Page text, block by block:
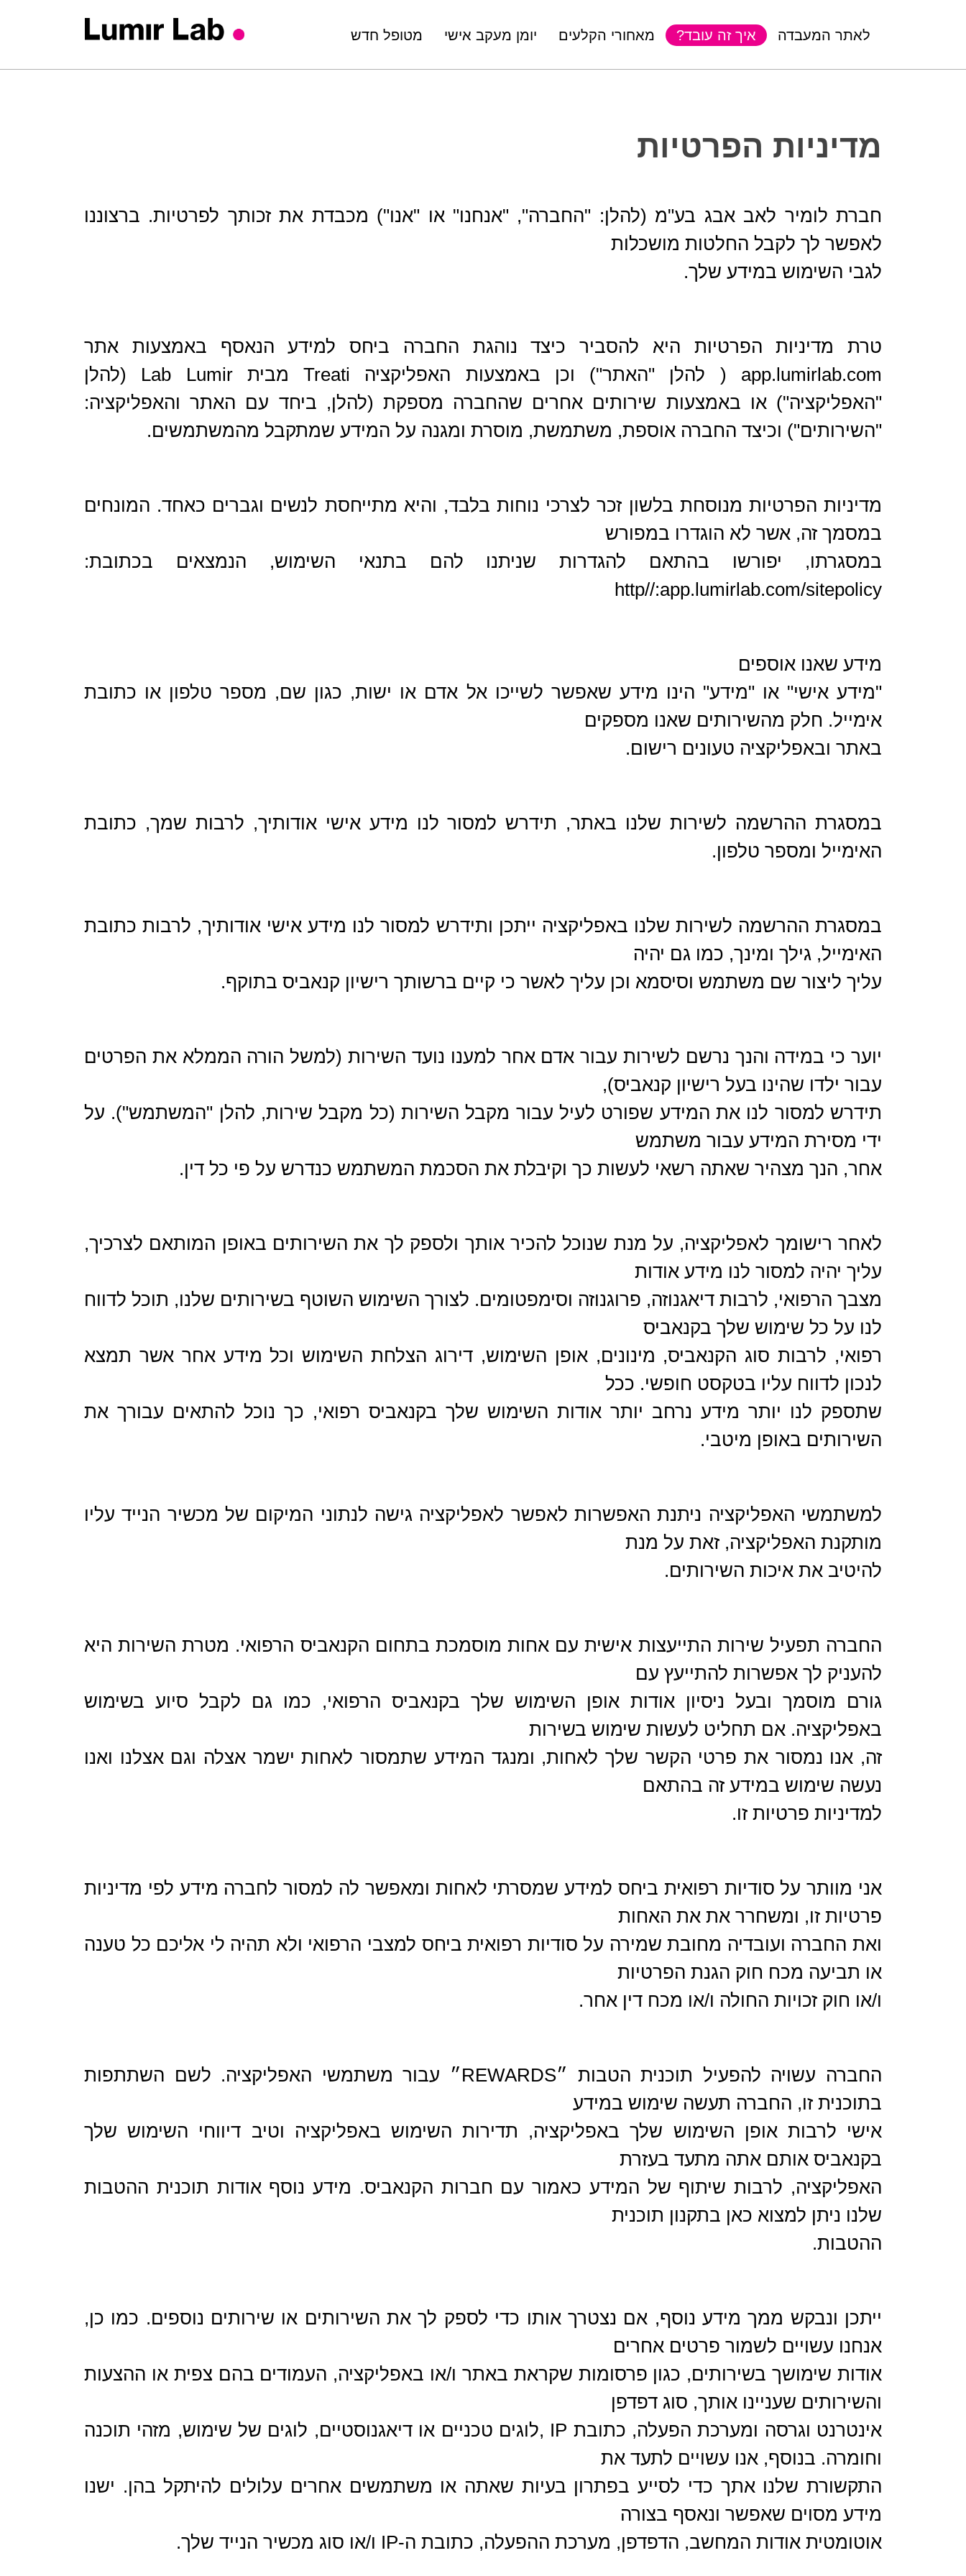
לאתר המעבדה איך זה עובד? מאחורי הקלעים יומן מעקב אישי מטופל חדש
מדיניות הפרטיות
חברת לומיר לאב אבג בע"מ (להלן: "החברה", "אנחנו" או "אנו") מכבדת את זכותך לפרטיות. ברצוננו
לאפשר לך לקבל החלטות מושכלות
לגבי השימוש במידע שלך.
טרת מדיניות הפרטיות היא להסביר כיצד נוהגת החברה ביחס למידע הנאסף באמצעות אתר
app.lumirlab.com ( להלן "האתר") וכן באמצעות האפליקציה Treati מבית Lab Lumir (להלן
"האפליקציה") או באמצעות שירותים אחרים שהחברה מספקת (להלן, ביחד עם האתר והאפליקציה:
"השירותים") וכיצד החברה אוספת, משתמשת, מוסרת ומגנה על המידע שמתקבל מהמשתמשים.
מדיניות הפרטיות מנוסחת בלשון זכר לצרכי נוחות בלבד, והיא מתייחסת לנשים וגברים כאחד. המונחים
במסמך זה, אשר לא הוגדרו במפורש
במסגרתו, יפורשו בהתאם להגדרות שניתנו להם בתנאי השימוש, הנמצאים בכתובת:
http//:app.lumirlab.com/sitepolicy
מידע שאנו אוספים
"מידע אישי" או "מידע" הינו מידע שאפשר לשייכו אל אדם או ישות, כגון שם, מספר טלפון או כתובת
אימייל. חלק מהשירותים שאנו מספקים
באתר ובאפליקציה טעונים רישום.
במסגרת ההרשמה לשירות שלנו באתר, תידרש למסור לנו מידע אישי אודותיך, לרבות שמך, כתובת
האימייל ומספר טלפון.
במסגרת ההרשמה לשירות שלנו באפליקציה ייתכן ותידרש למסור לנו מידע אישי אודותיך, לרבות כתובת
האימייל, גילך ומינך, כמו גם יהיה
עליך ליצור שם משתמש וסיסמא וכן עליך לאשר כי קיים ברשותך רישיון קנאביס בתוקף.
יוער כי במידה והנך נרשם לשירות עבור אדם אחר למענו נועד השירות (למשל הורה הממלא את הפרטים
עבור ילדו שהינו בעל רישיון קנאביס),
תידרש למסור לנו את המידע שפורט לעיל עבור מקבל השירות (כל מקבל שירות, להלן "המשתמש"). על
ידי מסירת המידע עבור משתמש
אחר, הנך מצהיר שאתה רשאי לעשות כך וקיבלת את הסכמת המשתמש כנדרש על פי כל דין.
לאחר רישומך לאפליקציה, על מנת שנוכל להכיר אותך ולספק לך את השירותים באופן המותאם לצרכיך,
עליך יהיה למסור לנו מידע אודות
מצבך הרפואי, לרבות דיאגנוזה, פרוגנוזה וסימפטומים. לצורך השימוש השוטף בשירותים שלנו, תוכל לדווח
לנו על כל שימוש שלך בקנאביס
רפואי, לרבות סוג הקנאביס, מינונים, אופן השימוש, דירוג הצלחת השימוש וכל מידע אחר אשר תמצא
לנכון לדווח עליו בטקסט חופשי. ככל
שתספק לנו יותר מידע נרחב יותר אודות השימוש שלך בקנאביס רפואי, כך נוכל להתאים עבורך את
השירותים באופן מיטבי.
למשתמשי האפליקציה ניתנת האפשרות לאפשר לאפליקציה גישה לנתוני המיקום של מכשיר הנייד עליו
מותקנת האפליקציה, זאת על מנת
להיטיב את איכות השירותים.
החברה תפעיל שירות התייעצות אישית עם אחות מוסמכת בתחום הקנאביס הרפואי. מטרת השירות היא
להעניק לך אפשרות להתייעץ עם
גורם מוסמך ובעל ניסיון אודות אופן השימוש שלך בקנאביס הרפואי, כמו גם לקבל סיוע בשימוש
באפליקציה. אם תחליט לעשות שימוש בשירות
זה, אנו נמסור את פרטי הקשר שלך לאחות, ומנגד המידע שתמסור לאחות ישמר אצלה וגם אצלנו ואנו
נעשה שימוש במידע זה בהתאם
למדיניות פרטיות זו.
אני מוותר על סודיות רפואית ביחס למידע שמסרתי לאחות ומאפשר לה למסור לחברה מידע לפי מדיניות
פרטיות זו, ומשחרר את את האחות
ואת החברה ועובדיה מחובת שמירה על סודיות רפואית ביחס למצבי הרפואי ולא תהיה לי אליכם כל טענה
או תביעה מכח חוק הגנת הפרטיות
ו/או חוק זכויות החולה ו/או מכח דין אחר.
החברה עשויה להפעיל תוכנית הטבות ״REWARDS״ עבור משתמשי האפליקציה. לשם השתתפות
בתוכנית זו, החברה תעשה שימוש במידע
אישי לרבות אופן השימוש שלך באפליקציה, תדירות השימוש באפליקציה וטיב דיווחי השימוש שלך
בקנאביס אותם אתה מתעד בעזרת
האפליקציה, לרבות שיתוף של המידע כאמור עם חברות הקנאביס. מידע נוסף אודות תוכנית ההטבות
שלנו ניתן למצוא כאן בתקנון תוכנית
ההטבות.
ייתכן ונבקש ממך מידע נוסף, אם נצטרך אותו כדי לספק לך את השירותים או שירותים נוספים. כמו כן,
אנחנו עשויים לשמור פרטים אחרים
אודות שימושך בשירותים, כגון פרסומות שקראת באתר ו/או באפליקציה, העמודים בהם צפית או ההצעות
והשירותים שעניינו אותך, סוג דפדפן
אינטרנט וגרסה ומערכת הפעלה, כתובת IP ,לוגים טכניים או דיאגנוסטיים, לוגים של שימוש, מזהי תוכנה
וחומרה. בנוסף, אנו עשויים לתעד את
התקשורת שלנו אתך כדי לסייע בפתרון בעיות שאתה או משתמשים אחרים עלולים להיתקל בהן. ישנו
מידע מסוים שאפשר ונאסף בצורה
אוטומטית אודות המחשב, הדפדפן, מערכת ההפעלה, כתובת ה-IP ו/או סוג מכשיר הנייד שלך.